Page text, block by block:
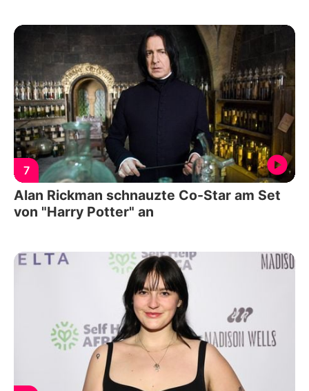
7
Alan Rickman schnauzte Co-Star am Set
von "Harry Potter" an